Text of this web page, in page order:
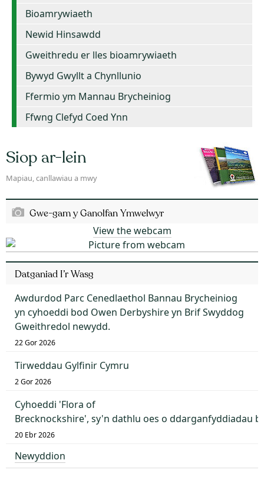
Bioamrywiaeth
Newid Hinsawdd
Gweithredu er lles bioamrywiaeth
Bywyd Gwyllt a Chynllunio
Ffermio ym Mannau Brycheiniog
Ffwng Clefyd Coed Ynn
Siop ar-lein
Mapiau, canllawiau a mwy
Gwe-gam y Ganolfan Ymwelwyr
View the webcam
Datganiad I’r Wasg
Awdurdod Parc Cenedlaethol Bannau Brycheiniog
yn cyhoeddi bod Owen Derbyshire yn Brif Swyddog
Gweithredol newydd.
22 Gor 2026
Tirweddau Gylfinir Cymru
2 Gor 2026
Cyhoeddi 'Flora of
Brecknockshire', sy'n dathlu oes o ddarganfyddiadau
20 Ebr 2026
Newyddion